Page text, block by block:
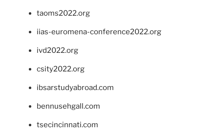
taoms2022.org
iias-euromena-conference2022.org
ivd2022.org
csity2022.org
ibsarstudyabroad.com
bennusehgall.com
tsecincinnati.com